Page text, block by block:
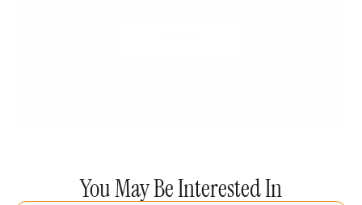
You May Be Interested In